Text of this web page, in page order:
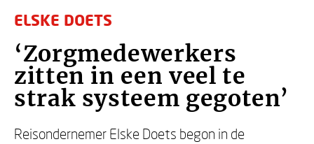
ELSKE DOETS
‘Zorgmedewerkers
zitten in een veel te
strak systeem gegoten’
Reisondernemer Elske Doets begon in de